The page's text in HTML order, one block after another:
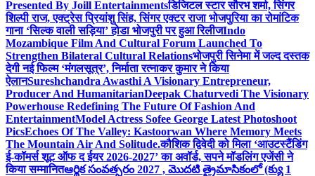
Presented By Joill Entertainmentsडिजिटल स्टार सौरभ शर्मा, सिंगर
शिल्पी राज, एक्ट्रेस प्रियांशु सिंह, सिंगर एक्टर राजा भोजपुरिया का रोमांटिक
गाना ‘सिल्क वाली सड़िया’ होडा भोजपुरी पर हुआ रिलीजIndo
Mozambique Film And Cultural Forum Launched To
Strengthen Bilateral Cultural Relationsभोजपुरी सिनेमा में जल्द दस्तक
देगी नई फिल्म ‘मंगलसूत्र’, निर्माता रत्नाकर कुमार ने किया
ऐलानSureshchandra Awasthi A Visionary Entrepreneur,
Producer And HumanitarianDeepak Chaturvedi The Visionary
Powerhouse Redefining The Future Of Fashion And
EntertainmentModel Actress Sofee George Latest Photoshoot
PicsEchoes Of The Valley: Kastoorwan Where Memory Meets
The Mountain Air And Solitude.कौशिक द्विवेदी को मिला ‘आउटस्टैंडिंग
ई-कॉमर्स शूट ऑफ द ईयर 2026-2027’ का अवॉर्ड, सपने मॉडलिंग एजेंसी ने
किया सम्मानितఆర్థిక సంవత్సరం 2027 , మొదటి త్రైమాసికంలో (క్యు 1